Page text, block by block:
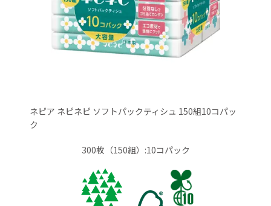
ネピア ネピネピ ソフトパックティシュ 150組10コパッ
ク
300枚（150組）:10コパック